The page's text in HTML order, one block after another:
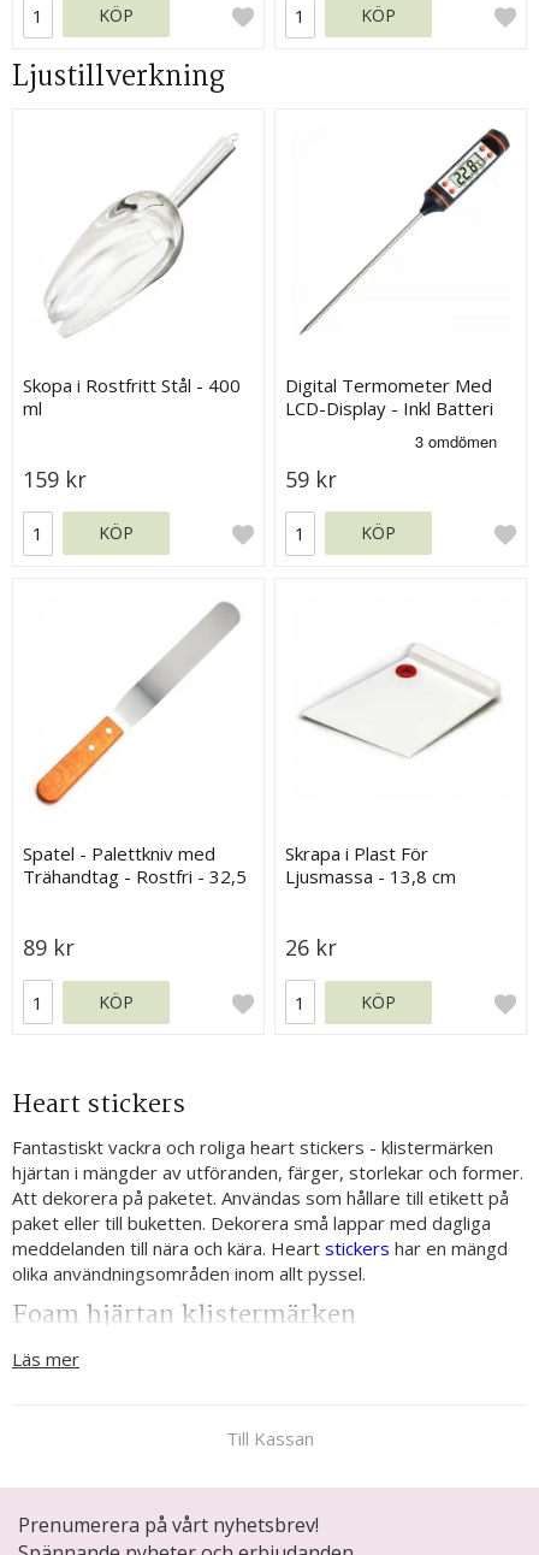
KÖP KÖP
Ljustillverkning
Skopa i Rostfritt Stål - 400
ml
159 kr
KÖP
Digital Termometer Med
LCD-Display - Inkl Batteri
59 kr
KÖP
Spatel - Palettkniv med
Trähandtag - Rostfri - 32,5
89 kr
KÖP
Skrapa i Plast För
Ljusmassa - 13,8 cm
26 kr
KÖP
Heart stickers
Fantastiskt vackra och roliga heart stickers - klistermärken
hjärtan i mängder av utföranden, färger, storlekar och former.
Att dekorera på paketet. Användas som hållare till etikett på
paket eller till buketten. Dekorera små lappar med dagliga
meddelanden till nära och kära. Heart stickers har en mängd
olika användningsområden inom allt pyssel.
Foam hjärtan klistermärken
Mjuka och böjliga foam hjärtan i form av klistermärken är en
hjärtan klistermärken i många olika färger. Om man vill klistra
självhäftande baksida.
3d hjärtan stickers
Läs mer
Till Kassan
Prenumerera på vårt nyhetsbrev!